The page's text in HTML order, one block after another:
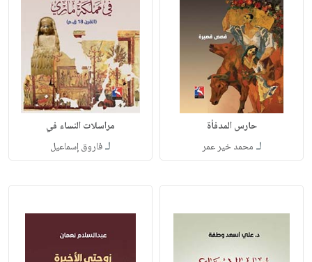
حارس المدفأة
لـ محمد خير عمر
مراسلات النساء في
لـفاروق إسماعيل